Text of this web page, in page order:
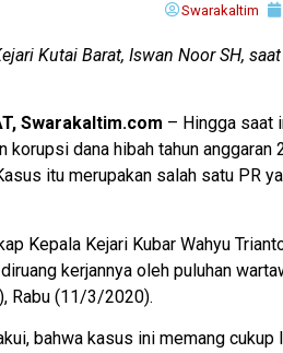
Swarakaltim
Kutai Barat, Iswan Noor SH,
Swarakaltim.com – Hingga saat
korupsi dana hibah tahun
itu merupakan salah satu PR
Kepala Kejari Kubar Wahyu
kerjannya oleh puluhan
Rabu (11/3/2020).
bahwa kasus ini memang